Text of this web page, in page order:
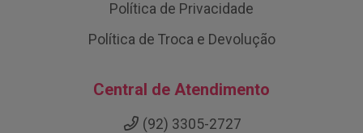
Política de Privacidade
Política de Troca e Devolução
Central de Atendimento
(92) 3305-2727